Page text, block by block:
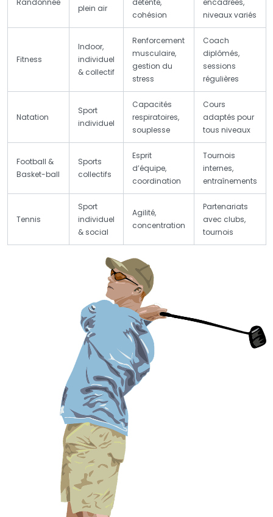
plein air
cohésion
niveaux variés
Fitness
Indoor,
individuel
& collectif
Renforcement
musculaire,
gestion du
stress
Coach
diplômés,
sessions
régulières
Natation
Sport
individuel
Capacités
respiratoires,
souplesse
Cours
adaptés pour
tous niveaux
Football &
Basket-ball
Sports
collectifs
Esprit
d’équipe,
coordination
Tournois
internes,
entraînements
Tennis
Sport
individuel
& social
Agilité,
concentration
Partenariats
avec clubs,
tournois